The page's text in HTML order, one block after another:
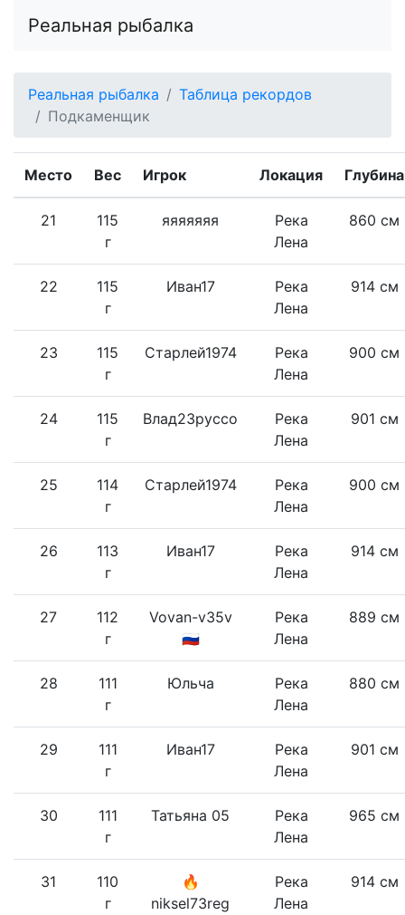
Реальная рыбалка
Реальная рыбалка
Таблица рекордов
Подкаменщик
Место Вес Игрок Локация Глубина
21
115
г
яяяяяяя
Река
Лена
860 см
22
115
г
Иван17
Река
Лена
914 см
23
115
г
Старлей1974
Река
Лена
900 см
24
115
г
Влад23руссо
Река
Лена
901 см
25
114
г
Старлей1974
Река
Лена
900 см
26
113
г
Иван17
Река
Лена
914 см
27
112
г
Vovan-v35v
🇷🇺
Река
Лена
889 см
28
111
г
Юльча
Река
Лена
880 см
29
111
г
Иван17
Река
Лена
901 см
30
111
г
Татьяна 05
Река
Лена
965 см
31
110
г
🔥
niksel73reg
Река
Лена
914 см